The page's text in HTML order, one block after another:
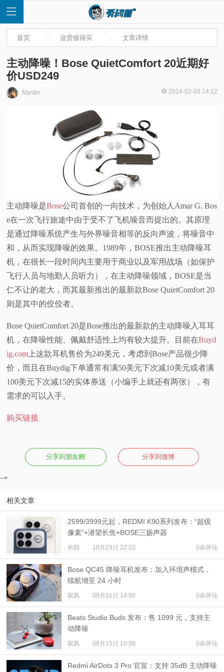
首
测
视
频
科
体
验
题
首页 这货值得买 文章详情
主动降噪！Bose QuietComfort 20近期好
价USD249
Master 2014-02-03 14:12
主动降噪是Bose公司首创的一向技术，为创始人Amar G. Bos
e在一次飞行旅途中由于受不了飞机噪音而提出的。其原理
是通过降噪系统产生与外界噪音相等的反向声波，将噪音中
和，从而实现降噪的效果。1989年，BOSE推出主动降噪耳
机，在很长一段时间内主要用于商业以及军用战场（如保护
飞行人员与地勤人员听力），在主动降噪领域，BOSE是当
仁不让的老大，而其最新推出的最新款Bose QuietComfort 20
则是其中的佼佼者。
Bose QuietComfort 20是Bose推出的最新款的主动降噪入耳耳
机，在降噪性能、佩戴舒适性上均有较大提升。目前在Buyd
ig.com 上这款耳机售价为249美元，考虑到Bose产品很少降
价，而且在Buydig下单通常有满50美元下次减10美元或者满
100美元下次减15的实体券送（小编手上就还有两张），有
需求的可以入手。
购买链接
分享到朋友圈 分享到微博
-->
相关文章
2599/3999元起，REDMI K90系列发布：“超级
像素”+潜望长焦+BOSE三扬声器
布朗 10月23日 22:22 0条评论
Bose QC45 降噪耳机发布：加入环境声模式，
续航增至 24 小时
驭风 09月01日 14:50 0条评论
Beats Studio Buds 发布：售 1099 元，支持主
动降噪
驭风 06月15日 10:39 0条评论
Redmi AirDots 3 Pro 官宣：支持 35dB 主动降噪